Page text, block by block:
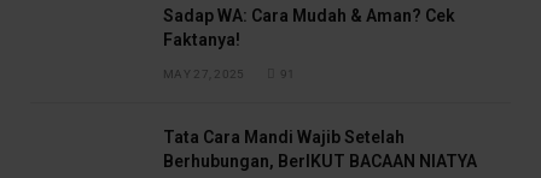
Sadap WA: Cara Mudah & Aman? Cek
Faktanya!
MAY 27, 2025 91
Tata Cara Mandi Wajib Setelah
Berhubungan, BerIKUT BACAAN NIATYA